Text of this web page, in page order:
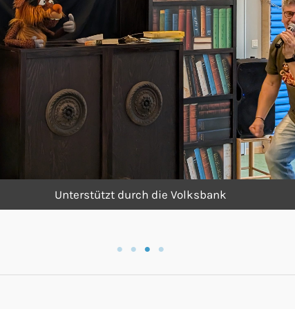
Unterstützt durch die Volksbank